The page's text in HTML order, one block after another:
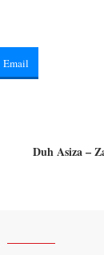
Email
Duh Asiza –